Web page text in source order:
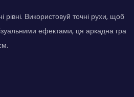
Використовуй точні рухи, щоб
ефектами, ця аркадна гра